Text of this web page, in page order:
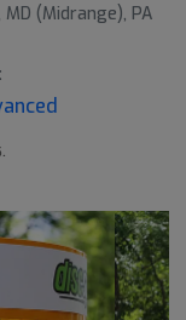
(Midrange), PA